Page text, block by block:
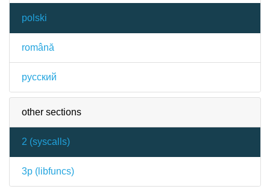
polski
română
русский
other sections
2 (syscalls)
3p ( libfuncs)